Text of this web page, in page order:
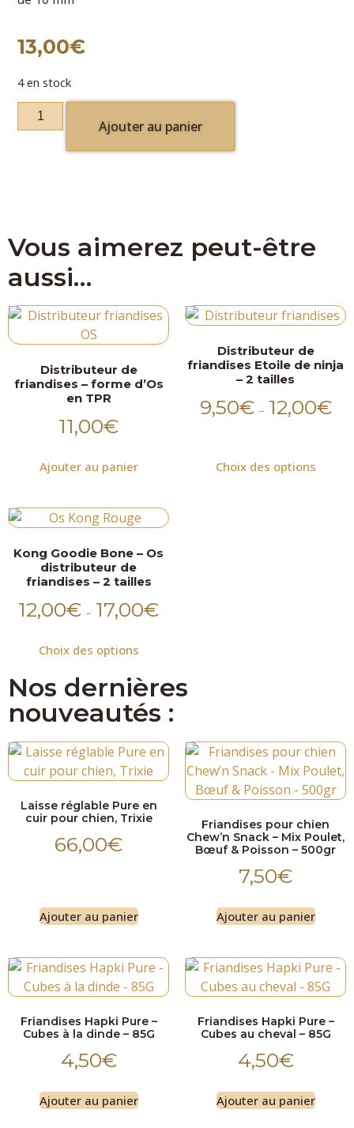
13,00€
4 en stock
Ajouter au panier
Vous aimerez peut-être
aussi…
Distributeur de
friandises – forme d’Os
en TPR
11,00€
Ajouter au panier
Distributeur de
friandises Etoile de ninja
– 2 tailles
9,50€ – 12,00€
Choix des options
Kong Goodie Bone – Os
distributeur de
friandises – 2 tailles
12,00€ – 17,00€
Choix des options
Nos dernières
nouveautés :
Laisse réglable Pure en
cuir pour chien, Trixie
66,00€
Ajouter au panier
Friandises pour chien
Chew’n Snack – Mix Poulet,
Bœuf & Poisson – 500gr
7,50€
Ajouter au panier
Friandises Hapki Pure –
Cubes à la dinde – 85G
4,50€
Ajouter au panier
Friandises Hapki Pure –
Cubes au cheval – 85G
4,50€
Ajouter au panier